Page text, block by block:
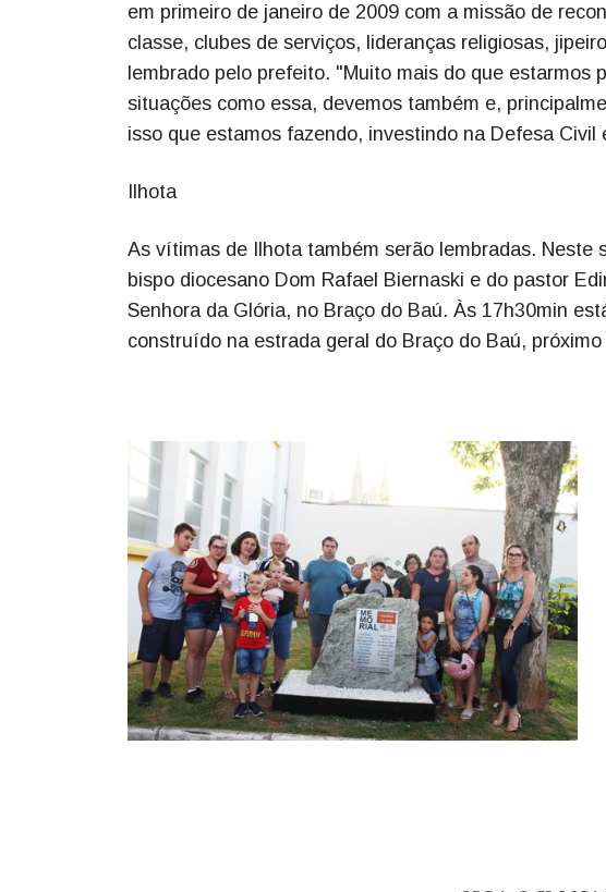
em primeiro de janeiro de 2009 com a missão de
classe, clubes de serviços, lideranças religiosas,
lembrado pelo prefeito. "Muito mais do que estarmos
situações como essa, devemos também e,
isso que estamos fazendo, investindo na Defesa Civil
Ilhota
As vítimas de Ilhota também serão lembradas. Neste
bispo diocesano Dom Rafael Biernaski e do pastor
Senhora da Glória, no Braço do Baú. Às 17h30min
construído na estrada geral do Braço do Baú,